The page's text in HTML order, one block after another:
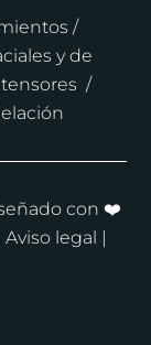
/
y de
/
con ❤️
Aviso legal |